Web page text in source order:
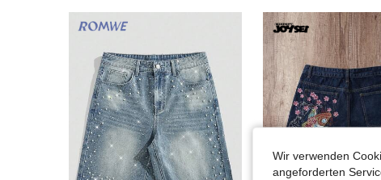
Wir verwenden
angeforderten